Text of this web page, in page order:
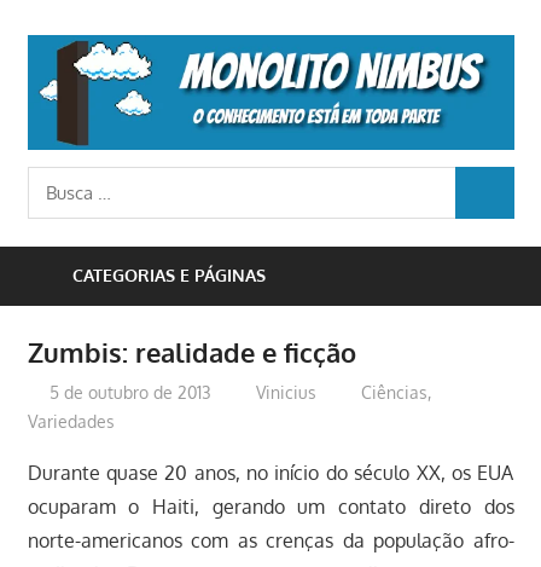
content
o
conhecimento
Busca
para:
CATEGORIAS E PÁGINAS
Zumbis: realidade e ficção
5 de outubro de 2013 Vinicius Ciências,
Variedades
Durante quase 20 anos, no início do século XX, os EUA
ocuparam o Haiti, gerando um contato direto dos
norte-americanos com as crenças da população afro-